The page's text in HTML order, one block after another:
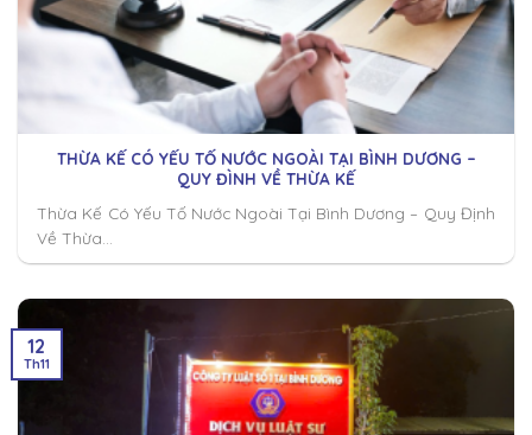
THỪA KẾ CÓ YẾU TỐ NƯỚC NGOÀI TẠI BÌNH DƯƠNG –
QUY ĐÌNH VỀ THỪA KẾ
Thừa Kế Có Yếu Tố Nước Ngoài Tại Bình Dương – Quy Định
Về Thừa...
12
Th11